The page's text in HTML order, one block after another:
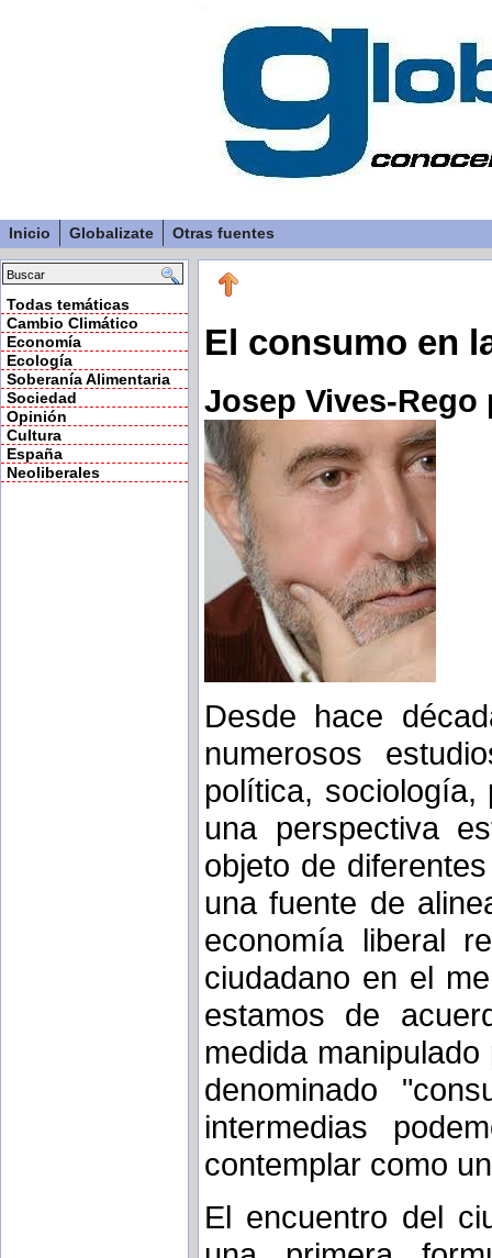
Inicio Globalizate Otras fuentes
Todas temáticas
Cambio Climático
Economía
Ecología
Soberanía Alimentaria
Sociedad
Opinión
Cultura
España
Neoliberales
El consumo en
Josep Vives-Rego
Desde hace
numerosos
política, sociología,
una perspectiva
objeto de
una fuente de
economía liberal
ciudadano en el
estamos de
medida
denominado
intermedias
contemplar como
El encuentro del